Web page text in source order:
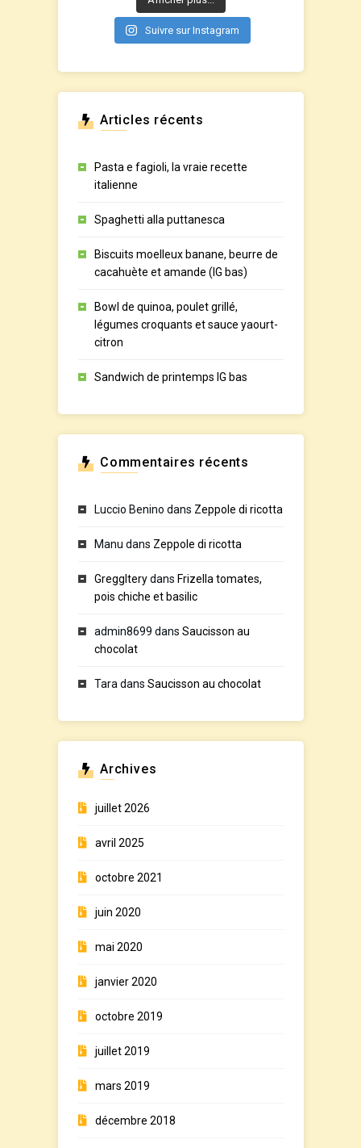
Suivre sur Instagram
Articles récents
Pasta e fagioli, la vraie recette
italienne
Spaghetti alla puttanesca
Biscuits moelleux banane, beurre de
cacahuète et amande (IG bas)
Bowl de quinoa, poulet grillé,
légumes croquants et sauce yaourt-
citron
Sandwich de printemps IG bas
Commentaires récents
Luccio Benino dans Zeppole di ricotta
Manu dans Zeppole di ricotta
GreggIterydans Frizella tomates,
pois chiche et basilic
admin8699 dans Saucisson au
chocolat
Taradans Saucisson au chocolat
Archives
juillet 2026
avril 2025
octobre 2021
juin 2020
mai 2020
janvier 2020
octobre 2019
juillet 2019
mars 2019
décembre 2018